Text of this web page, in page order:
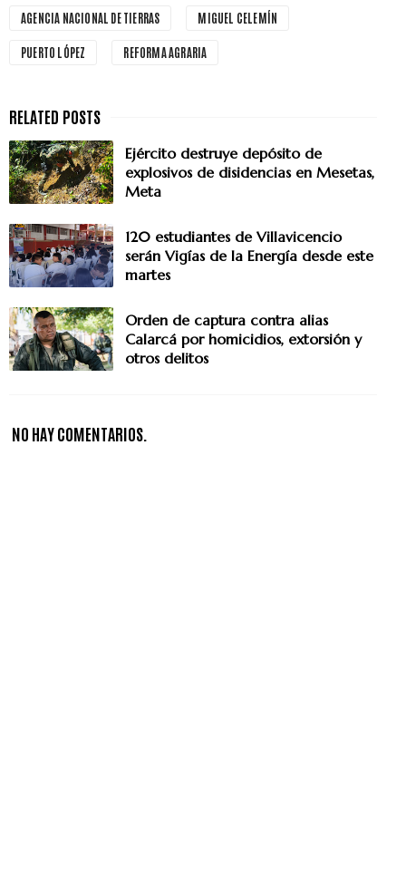
AGENCIA NACIONAL DE TIERRAS MIGUEL CELEMÍN
PUERTO LÓPEZ REFORMA AGRARIA
Ejército destruye depósito de
explosivos de disidencias en Mesetas,
Meta
120 estudiantes de Villavicencio
serán Vigías de la Energía desde este
martes
Orden de captura contra alias
Calarcá por homicidios, extorsión y
otros delitos
NO HAY COMENTARIOS.